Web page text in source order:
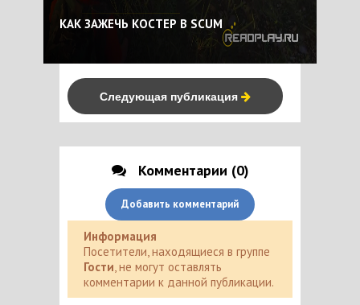
КАК ЗАЖЕЧЬ КОСТЕР В SCUM
Следующая публикация
Комментарии (0)
Добавить комментарий
Информация
Посетители, находящиеся в группе
Гости, не могут оставлять
комментарии к данной публикации.